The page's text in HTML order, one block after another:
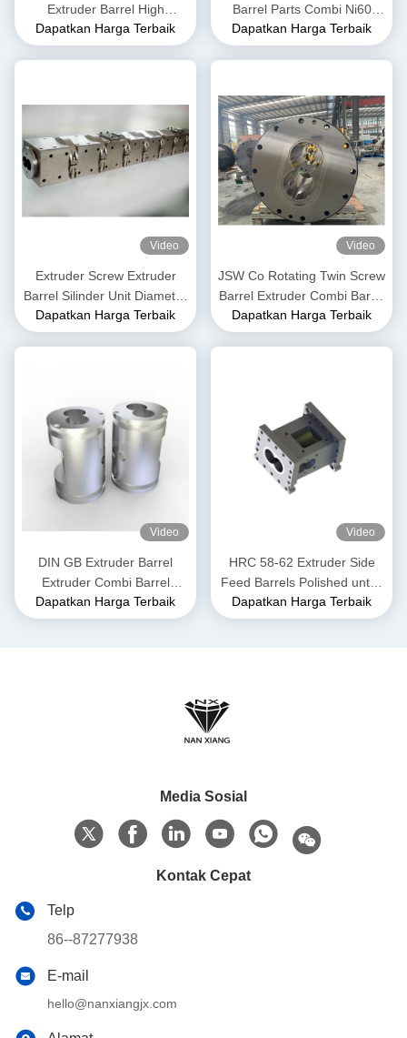
Extruder Barrel High
Abrasive Resistance Stabil
Untuk Industri Pangan
Dapatkan Harga Terbaik
Barrel Parts Combi Ni60
Nickel Base Alloy Kekuatan
Tinggi
Dapatkan Harga Terbaik
Video
Extruder Screw Extruder
Barrel Silinder Unit Diameter
50mm hingga 300mm
Panjang 3500mm
Dapatkan Harga Terbaik
Video
JSW Co Rotating Twin Screw
Barrel Extruder Combi Barrel
Screw Segments Untuk
Produk PPE
Dapatkan Harga Terbaik
Video
DIN GB Extruder Barrel
Extruder Combi Barrel
Extrusion Untuk Twin Screw
Extrusion
Dapatkan Harga Terbaik
Video
HRC 58-62 Extruder Side
Feed Barrels Polished untuk
Industri Pangan dan Pangan
Dapatkan Harga Terbaik
Media Sosial
Kontak Cepat
Telp
86--87277938
E-mail
hello@nanxiangjx.com